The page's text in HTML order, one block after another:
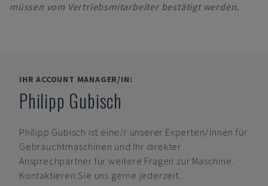
müssen vom Vertriebsmitarbeiter bestätigt werden.
IHR ACCOUNT MANAGER/IN:
Philipp Gubisch
Philipp Gubisch ist eine/r unserer Experten/innen für
Gebrauchtmaschinen und Ihr direkter
Ansprechpartner für weitere Fragen zur Maschine.
Kontaktieren Sie uns gerne jederzeit.